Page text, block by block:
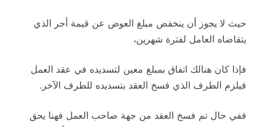
حيث لا يجوز أن ينخفض مبلغ العوض عن قيمة أجر الذي
يتقاضاه العامل لفترة شهرين،
فإذا كان هنالك اتفاق بمبلغ معين لتسديده في عقد العمل
فيلزم الطرف الذي فسخ العقد بتسديده للطرف الآخر.
ففي حال تم فسخ العقد من جهة صاحب العمل فهنا يحق